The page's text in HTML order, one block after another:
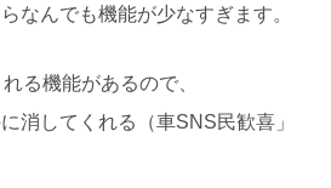
なんでも機能が少なすぎます。
る機能があるので、
消してくれる（車SNS民歓喜」